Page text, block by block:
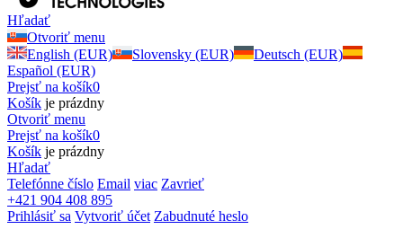
Hľadať
Otvoriť menu
English (EUR)
Slovensky (EUR)
Deutsch (EUR)
Español (EUR)
Prejsť na košík0
Košík je prázdny
Otvoriť menu
Prejsť na košík0
Košík je prázdny
Hľadať
Telefónne číslo Email viac Zavrieť
+421 904 408 895
Prihlásiť sa Vytvoriť účet Zabudnuté heslo